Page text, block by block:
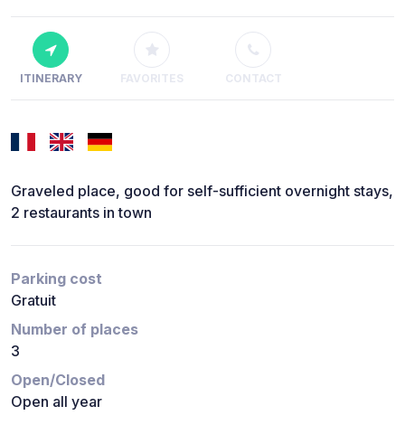
ITINERARY FAVORITES CONTACT
Graveled place, good for self-sufficient overnight stays,
2 restaurants in town
Parking cost
Gratuit
Number of places
3
Open/Closed
Open all year